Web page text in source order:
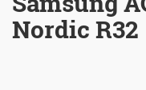
Nordic R32